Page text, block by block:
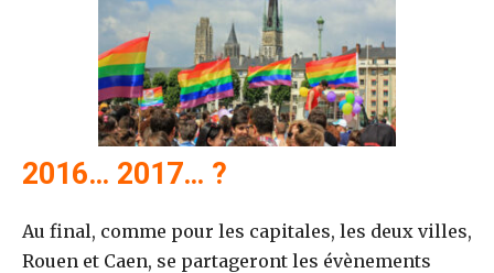
2016… 2017… ?
Au final, comme pour les capitales, les deux villes,
Rouen et Caen, se partageront les évènements